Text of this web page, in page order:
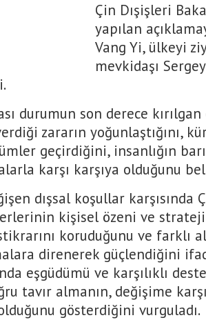
Çin Dışişleri
yapılan
Vang Yi, ülkeyi
mevkidaşı
durumun son derece
zararın yoğunlaştığını,
geçirdiğini, insanlığın
karşı karşıya olduğunu
dışsal koşullar karşısında
kişisel özeni ve
koruduğunu ve farklı
direnerek güçlendiğini
eşgüdümü ve karşılıklı
tavır almanın, değişime
gösterdiğini vurguladı.